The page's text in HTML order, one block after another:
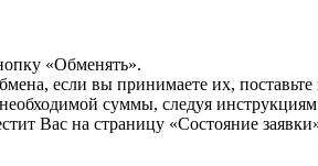
«Обменять».
если вы принимаете их,
суммы, следуя
Вас на страницу «Состояние